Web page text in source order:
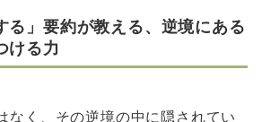
る」要約が教える、逆境にある
ける力
なく、その逆境の中に隠されてい